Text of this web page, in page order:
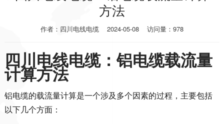
方法
作者：四川电线电缆 2024-05-08 访问量：978
四川电线电缆：铝电缆载流量
计算方法
铝电缆的载流量计算是一个涉及多个因素的过程，主要包括
以下几个方面：